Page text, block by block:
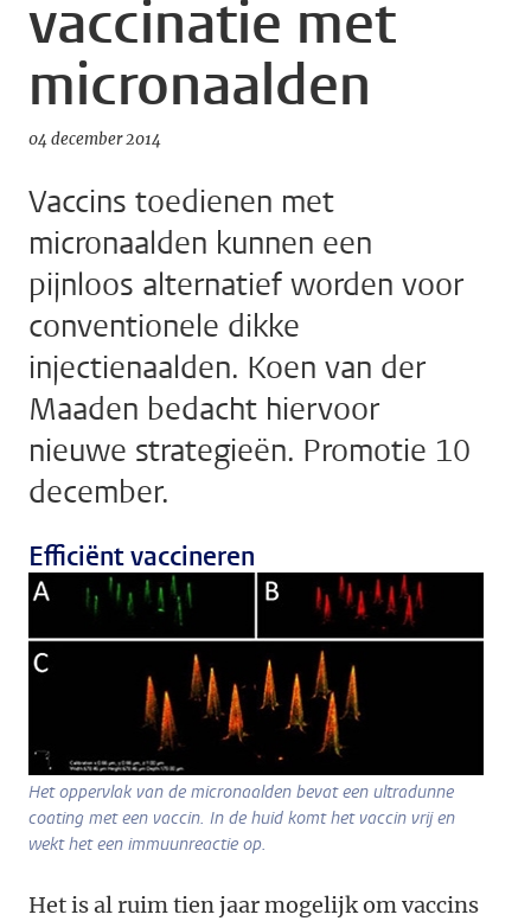
vaccinatie met
micronaalden
04 december 2014
Vaccins toedienen met
micronaalden kunnen een
pijnloos alternatief worden voor
conventionele dikke
injectienaalden. Koen van der
Maaden bedacht hiervoor
nieuwe strategieën. Promotie 10
december.
Efficiënt vaccineren
Het oppervlak van de micronaalden bevat een ultradunne
coating met een vaccin. In de huid komt het vaccin vrij en
wekt het een immuunreactie op.
Het is al ruim tien jaar mogelijk om vaccins